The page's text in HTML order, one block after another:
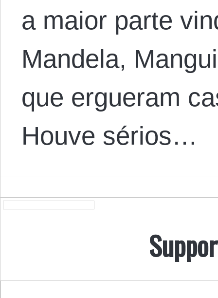
a maior parte
Mandela,
que ergueram
Houve sérios…